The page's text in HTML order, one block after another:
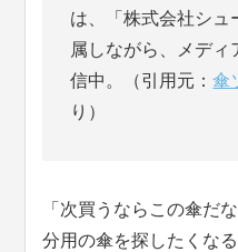
は、「株式会社シュ
属しながら、メディ
信中。（引用元：傘
り）
「次買うならこの傘
分用の傘を探したくな